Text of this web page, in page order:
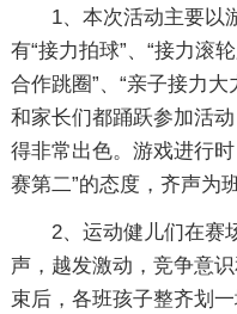
1、本次活动主要以
有“接力拍球”、“接力滚
合作跳圈”、“亲子接力大
和家长们都踊跃参加活
得非常出色。游戏进行
赛第二”的态度，齐声为
2、运动健儿们在赛
声，越发激动，竞争意
束后，各班孩子整齐划